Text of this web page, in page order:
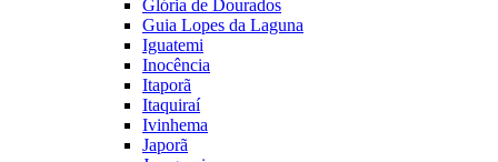
Glória de Dourados
Guia Lopes da Laguna
Iguatemi
Inocência
Itaporã
Itaquiraí
Ivinhema
Japorã